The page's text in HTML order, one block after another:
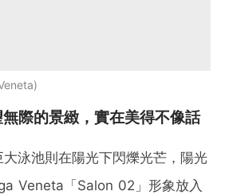
際的景緻，實在美得不像話
泳池則在陽光下閃爍光芒，陽光
Veneta「Salon 02」形象放入